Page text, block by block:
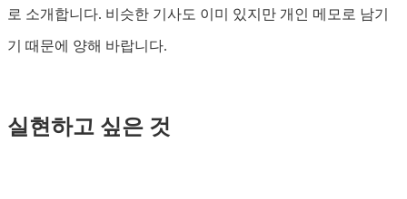
로 소개합니다. 비슷한 기사도 이미 있지만 개인 메모로 남기
기 때문에 양해 바랍니다.
실현하고 싶은 것